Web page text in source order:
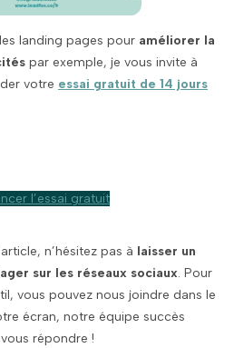
landing pages pour améliorer la
par exemple, je vous invite à
votre essai gratuit de 14 jours
l’essai gratuit
n’hésitez pas à laisser un
sur les réseaux sociaux. Pour
vous pouvez nous joindre dans le
écran, notre équipe succès
répondre !